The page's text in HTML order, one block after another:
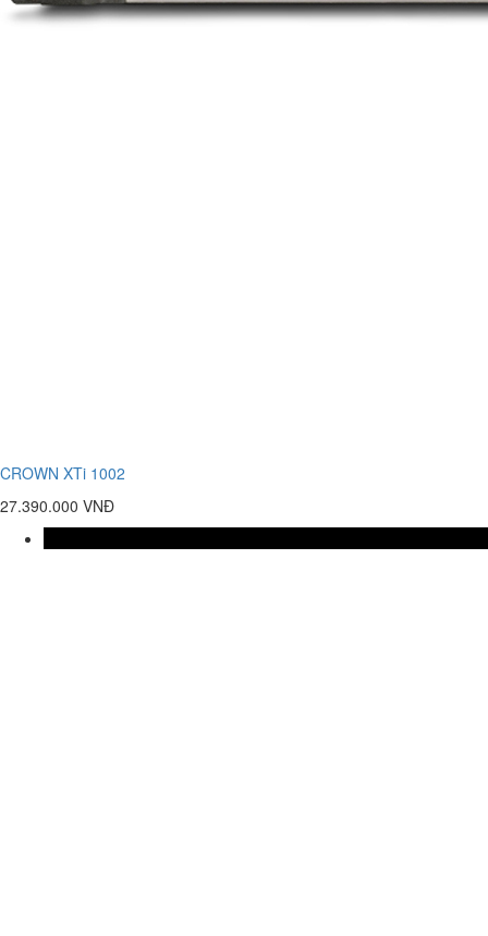
CROWN XTi 1002
27.390.000 VNĐ